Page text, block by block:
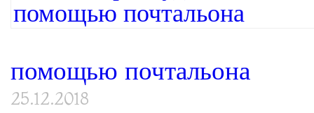
помощью почтальона
25.12.2018